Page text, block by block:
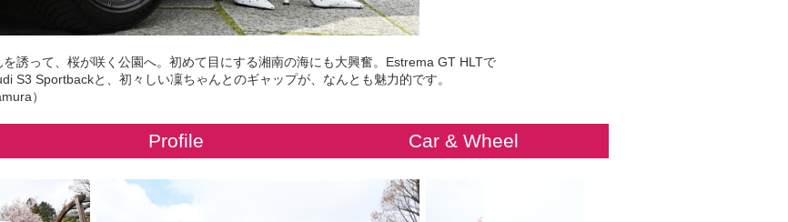
誘って、桜が咲く公園へ。初めて目にする湘南の海にも大興奮。Estrema GT HLTで
S3 Sportbackと、初々しい凜ちゃんとのギャップが、なんとも魅力的です。
）
Profile Car & Wheel